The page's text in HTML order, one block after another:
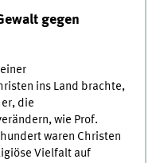
gegen
ins Land brachte,
die
wie Prof.
waren Christen
Vielfalt auf